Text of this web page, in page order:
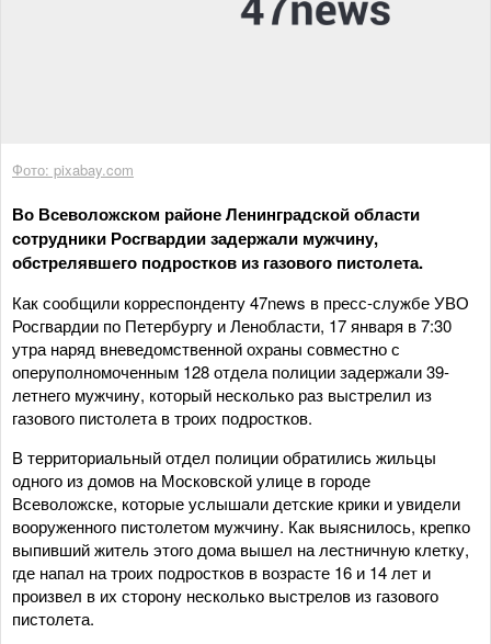
Фото: pixabay.com
Во Всеволожском районе Ленинградской области
сотрудники Росгвардии задержали мужчину,
обстрелявшего подростков из газового пистолета.
Как сообщили корреспонденту 47news в пресс-службе УВО
Росгвардии по Петербургу и Ленобласти, 17 января в 7:30
утра наряд вневедомственной охраны совместно с
оперуполномоченным 128 отдела полиции задержали 39-
летнего мужчину, который несколько раз выстрелил из
газового пистолета в троих подростков.
В территориальный отдел полиции обратились жильцы
одного из домов на Московской улице в городе
Всеволожске, которые услышали детские крики и увидели
вооруженного пистолетом мужчину. Как выяснилось, крепко
выпивший житель этого дома вышел на лестничную клетку,
где напал на троих подростков в возрасте 16 и 14 лет и
произвел в их сторону несколько выстрелов из газового
пистолета.